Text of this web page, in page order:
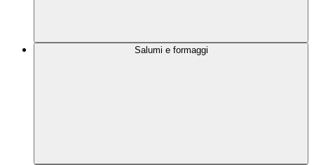
Salumi e formaggi